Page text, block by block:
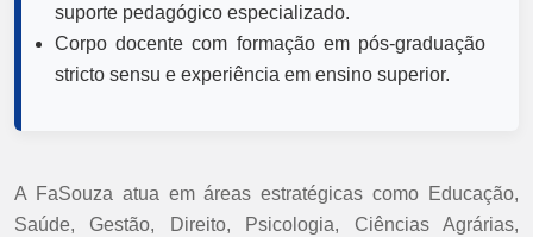
suporte pedagógico especializado.
Corpo docente com formação em pós-graduação
stricto sensu e experiência em ensino superior.
A FaSouza atua em áreas estratégicas como Educação,
Saúde, Gestão, Direito, Psicologia, Ciências Agrárias,